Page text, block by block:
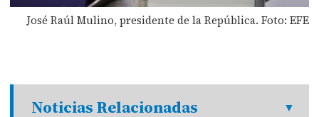
José Raúl Mulino, presidente de la República. Foto: EFE
Noticias Relacionadas